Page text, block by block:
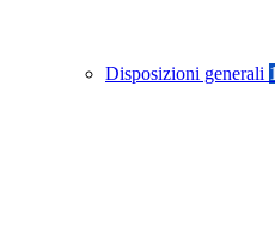
Disposizioni generali